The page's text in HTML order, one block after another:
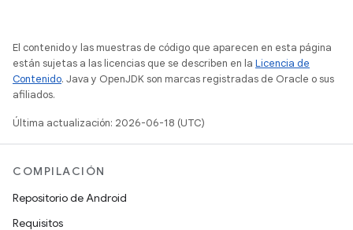
El contenido y las muestras de código que aparecen en esta página
están sujetas a las licencias que se describen en la Licencia de
Contenido. Java y OpenJDK son marcas registradas de Oracle o sus
afiliados.
Última actualización: 2026-06-18 (UTC)
COMPILACIÓN
Repositorio de Android
Requisitos